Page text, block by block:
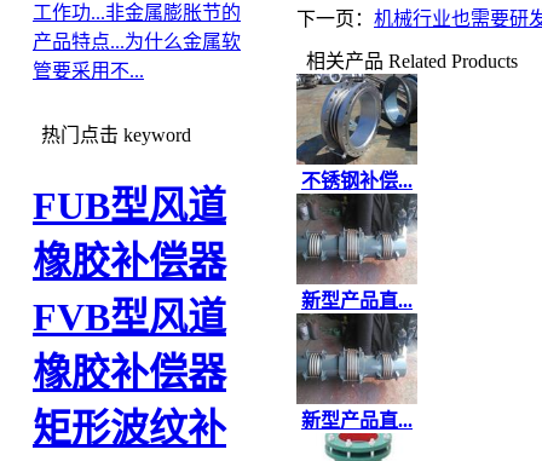
工作功...非金属膨胀节的
产品特点...为什么金属软
管要采用不...
热门点击 keyword
FUB型风道
橡胶补偿器
FVB型风道
橡胶补偿器
矩形波纹补
下一页： 机械行业也需要研
相关产品 Related Products
不锈钢补偿...
新型产品直...
新型产品直...